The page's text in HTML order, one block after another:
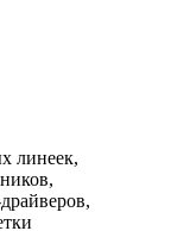
линеек,